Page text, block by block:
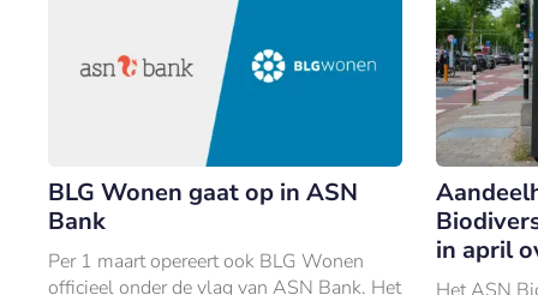
BLG Wonen gaat op in ASN
Bank
Per 1 maart opereert ook BLG Wonen
officieel onder de vlag van ASN Bank. Het
in april